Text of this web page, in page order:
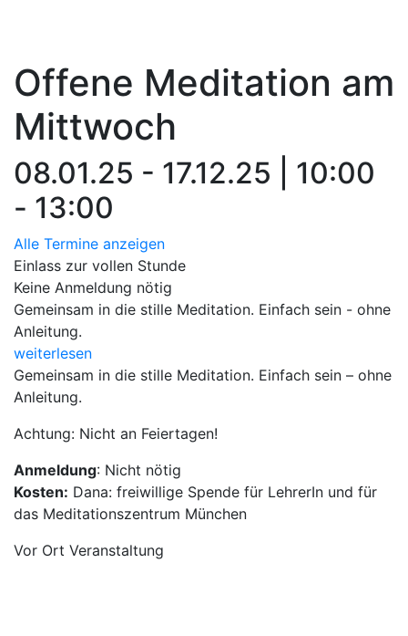
Offene Meditation am
Mittwoch
08.01.25 - 17.12.25 | 10:00
- 13:00
Alle Termine anzeigen
Einlass zur vollen Stunde
Keine Anmeldung nötig
Gemeinsam in die stille Meditation. Einfach sein - ohne
Anleitung.
weiterlesen
Gemeinsam in die stille Meditation. Einfach sein – ohne
Anleitung.
Achtung: Nicht an Feiertagen!
Anmeldung: Nicht nötig
Kosten: Dana: freiwillige Spende für LehrerIn und für
das Meditationszentrum München
Vor Ort Veranstaltung